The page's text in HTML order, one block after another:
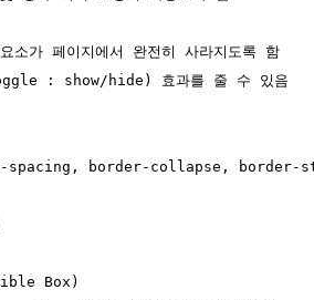
가 페이지에서 완전히 사라지도록 함
: show/hide) 효과를 줄 수 있음
spacing, border-collapse, border-
Box)